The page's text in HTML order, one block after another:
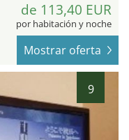
de 113,40 EUR
por habitación y noche
Mostrar oferta
9